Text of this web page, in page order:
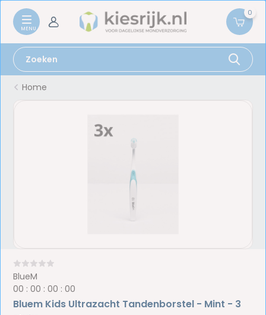
0
Home
BlueM
00 :00 :00 :00
Bluem Kids Ultrazacht Tandenborstel - Mint - 3